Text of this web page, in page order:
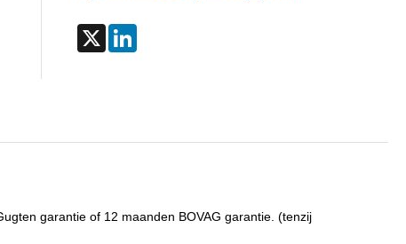
garantie of 12 maanden BOVAG garantie. (tenzij